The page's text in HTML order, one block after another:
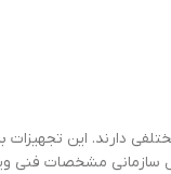
دارند. این تجهیزات
مشخصات فنی